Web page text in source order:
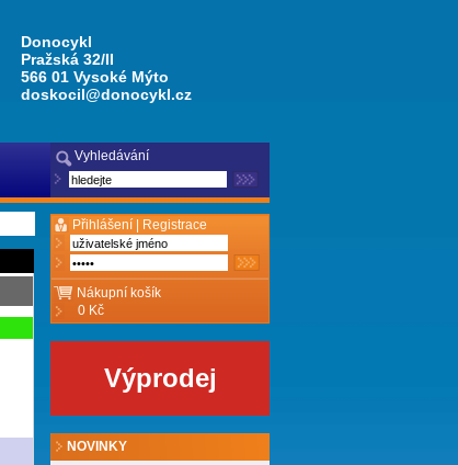
Donocykl
Pražská 32/II
566 01 Vysoké Mýto
doskocil@donocykl.cz
Vyhledávání
Přihlášení | Registrace
Nákupní košík
0 Kč
Výprodej
NOVINKY